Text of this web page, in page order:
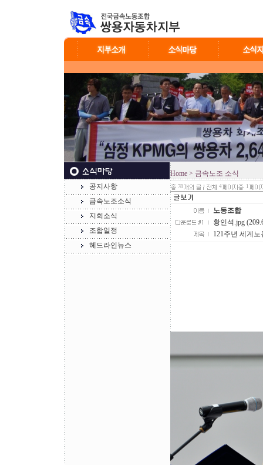
공지사항
금속노조소식
지회소식
조합일정
헤드라인뉴스
Home > 금속노조 소식
78 4 1
노동조합
황인석.jpg
121주년 세계